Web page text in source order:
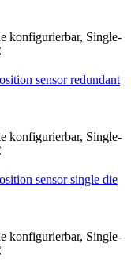
konfigurierbar, Single-
konfigurierbar, Single-
konfigurierbar, Single-